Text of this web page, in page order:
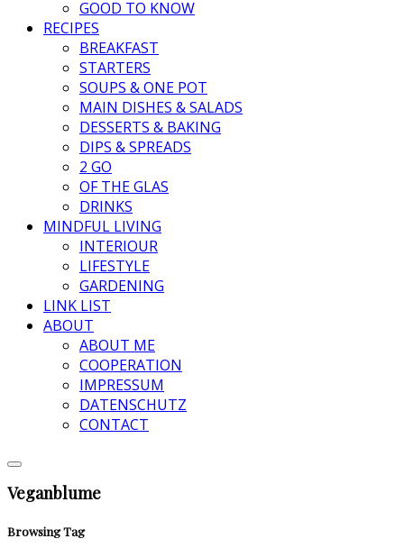
GOOD TO KNOW
RECIPES
BREAKFAST
STARTERS
SOUPS & ONE POT
MAIN DISHES & SALADS
DESSERTS & BAKING
DIPS & SPREADS
2 GO
OF THE GLAS
DRINKS
MINDFUL LIVING
INTERIOUR
LIFESTYLE
GARDENING
LINK LIST
ABOUT
ABOUT ME
COOPERATION
IMPRESSUM
DATENSCHUTZ
CONTACT
Veganblume
Browsing Tag